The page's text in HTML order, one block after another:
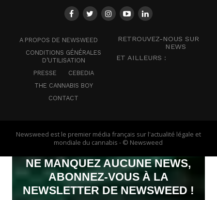
A PROPOS DE NEWSWEED
CONDITIONS GÉNÉRALES
D’UTILISATION
PRESSE
CEBEDIA
THE CANNABIS BOY
CONTACT
RETROUVEZ-NOUS SUR
NEWS
ET AILLEURS :
Newsweed est le premier média français sur l'actualité légale et
mondiale du cannabis - © Newsweed
NE MANQUEZ AUCUNE NEWS,
ABONNEZ-VOUS À LA
NEWSLETTER DE NEWSWEED !